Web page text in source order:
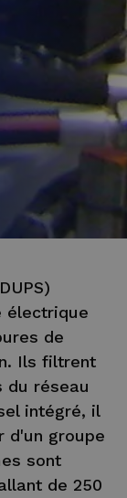
électrique
de
Ils filtrent
du réseau
intégré, il
d'un groupe
sont
de 250